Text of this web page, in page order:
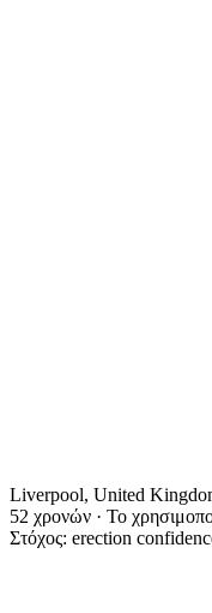
Liverpool, United
52 χρονών · Το
Στόχος: erection